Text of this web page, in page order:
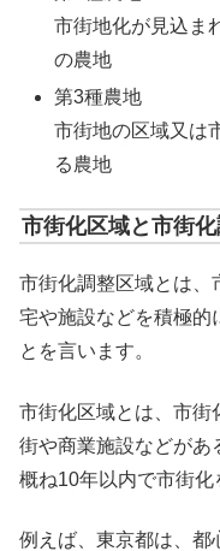
市街地化が見込ま
の農地
第3種農地
市街地の区域又は
る農地
市街化区域と市街
市街化調整区域とは、
宅や施設などを積極的
とを言います。
市街化区域とは、市街
街や商業施設などがあ
概ね10年以内で市街化
例えば、東京都は、都